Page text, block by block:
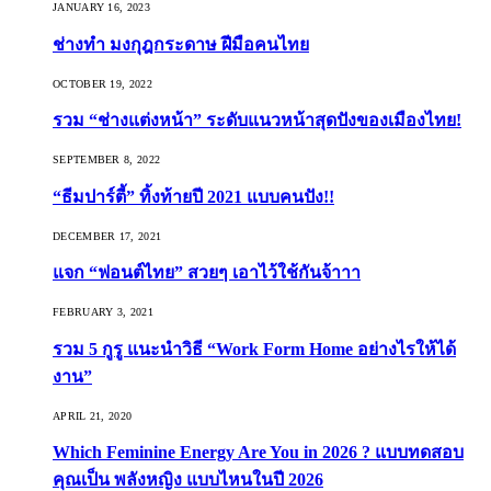
JANUARY 16, 2023
ช่างทำ มงกุฎกระดาษ ฝีมือคนไทย
OCTOBER 19, 2022
รวม “ช่างแต่งหน้า” ระดับแนวหน้าสุดปังของเมืองไทย!
SEPTEMBER 8, 2022
“ธีมปาร์ตี้” ทิ้งท้ายปี 2021 แบบคนปัง!!
DECEMBER 17, 2021
แจก “ฟอนต์ไทย” สวยๆ เอาไว้ใช้กันจ้าาา
FEBRUARY 3, 2021
รวม 5 กูรู แนะนำวิธี “Work Form Home อย่างไรให้ได้
งาน”
APRIL 21, 2020
Which Feminine Energy Are You in 2026 ? แบบทดสอบ
คุณเป็น พลังหญิง แบบไหนในปี 2026